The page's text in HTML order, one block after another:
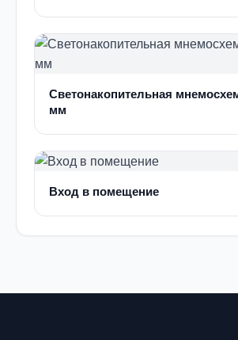
Светонакопительная
мм
Вход в помещение